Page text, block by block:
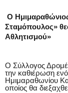
Ο
Σταμόπουλος»
Αθλητισμού»
Ο Σύλλογος
την καθιέρωση
Ημιμαραθωνίου
οποίος θα